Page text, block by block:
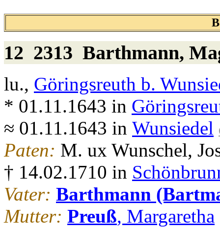
12 2313 Barthmann,
lu., Göringsreuth b.
* 01.11.1643 in
≈ 01.11.1643 in Wunsiedel
Paten: M. ux Wunschel,
† 14.02.1710 in
Vater: Barthmann
Mutter: Preuß, Margaretha